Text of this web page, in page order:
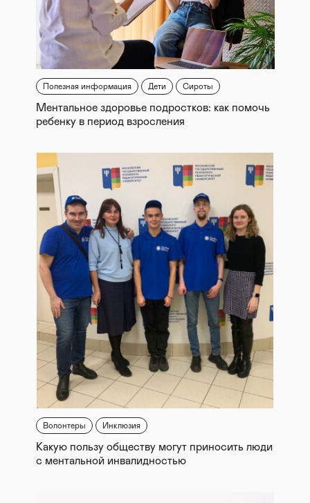
Полезная информация Дети Сироты
Ментальное здоровье подростков: как помочь
ребенку в период взросления
Волонтеры Инклюзия
Какую пользу обществу могут приносить люди
с ментальной инвалидностью